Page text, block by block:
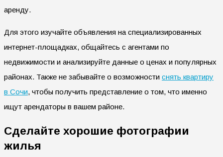
аренду.
Для этого изучайте объявления на специализированных
интернет-площадках, общайтесь с агентами по
недвижимости и анализируйте данные о ценах и популярных
районах. Также не забывайте о возможности снять квартиру
в Сочи, чтобы получить представление о том, что именно
ищут арендаторы в вашем районе.
Сделайте хорошие фотографии
жилья